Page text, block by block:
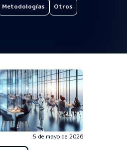
Metodologías Otros
5 de mayo de 2026